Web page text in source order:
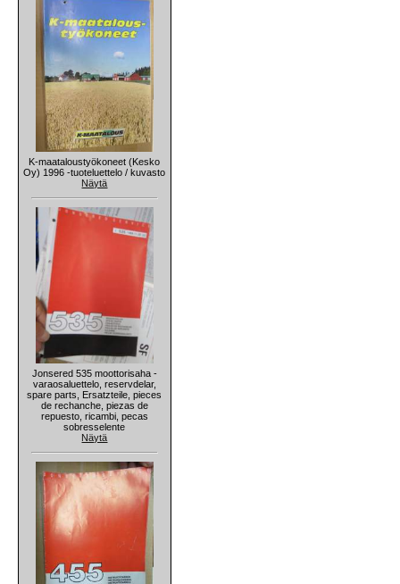
K-maataloustyökoneet (Kesko
Oy) 1996 -tuoteluettelo / kuvasto
Näytä
Jonsered 535 moottorisaha -
varaosaluettelo, reservdelar,
spare parts, Ersatzteile, pieces
de rechanche, piezas de
repuesto, ricambi, pecas
sobresselente
Näytä